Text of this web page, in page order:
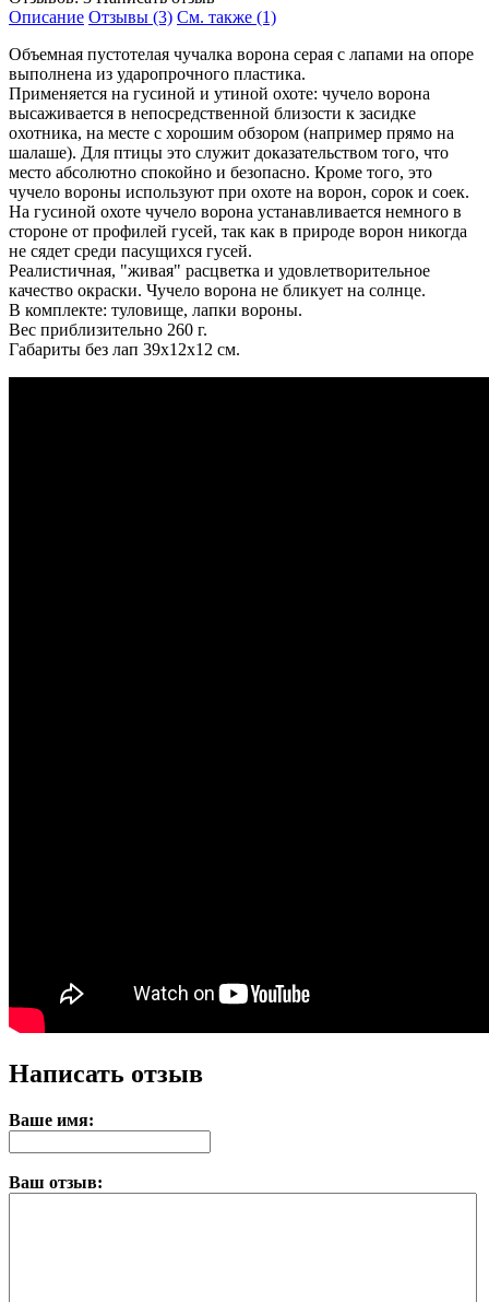
Описание Отзывы (3) См. также (1)
Объемная пустотелая чучалка ворона серая с лапами на опоре
выполнена из ударопрочного пластика.
Применяется на гусиной и утиной охоте: чучело ворона
высаживается в непосредственной близости к засидке
охотника, на месте с хорошим обзором (например прямо на
шалаше). Для птицы это служит доказательством того, что
место абсолютно спокойно и безопасно. Кроме того, это
чучело вороны используют при охоте на ворон, сорок и соек.
На гусиной охоте чучело ворона устанавливается немного в
стороне от профилей гусей, так как в природе ворон никогда
не сядет среди пасущихся гусей.
Реалистичная, "живая" расцветка и удовлетворительное
качество окраски. Чучело ворона не бликует на солнце.
В комплекте: туловище, лапки вороны.
Вес приблизительно 260 г.
Габариты без лап 39х12х12 см.
Написать отзыв
Ваше имя:
Ваш отзыв: